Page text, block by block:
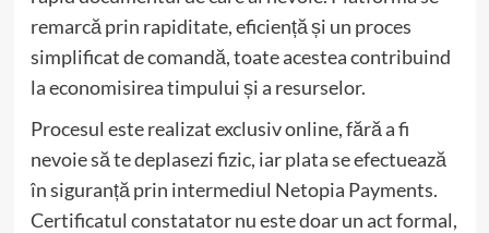
remarcă prin rapiditate, eficiență și un proces
simplificat de comandă, toate acestea contribuind
la economisirea timpului și a resurselor.
Procesul este realizat exclusiv online, fără a fi
nevoie să te deplasezi fizic, iar plata se efectuează
în siguranță prin intermediul Netopia Payments.
Certificatul constatator nu este doar un act formal,